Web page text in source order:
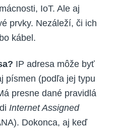
IoT. Ale aj
prvky. Nezáleží, či ich
kábel.
IP adresa môže byť
písmen (podľa jej typu
presne dané pravidlá
Internet Assigned
Dokonca, aj keď